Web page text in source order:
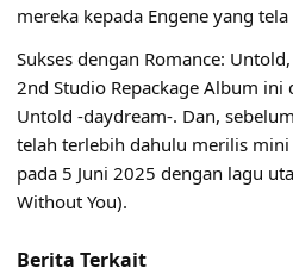
mereka kepada Engene yang
Sukses dengan Romance:
2nd Studio Repackage Album ini
Untold -daydream-. Dan,
telah terlebih dahulu merilis mini
pada 5 Juni 2025 dengan lagu
Without You).
Berita Terkait